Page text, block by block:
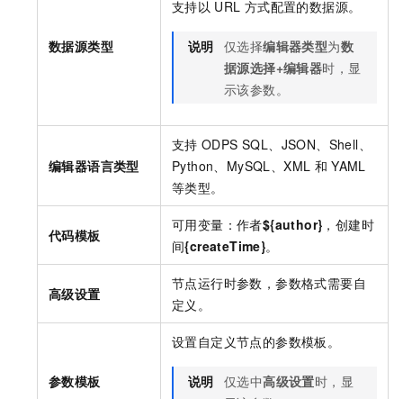
数据源类型
支持以 URL 方式配置的数据源。
说明 仅选择编辑器类型为数
据源选择+编辑器时，显
示该参数。
编辑器语言类型
支持 ODPS SQL、JSON、Shell、
Python、MySQL、XML 和 YAML
等类型。
代码模板
可用变量：作者${author} ，创建时
间{createTime}。
高级设置
节点运行时参数，参数格式需要自
定义。
参数模板
设置自定义节点的参数模板。
说明 仅选中高级设置时，显